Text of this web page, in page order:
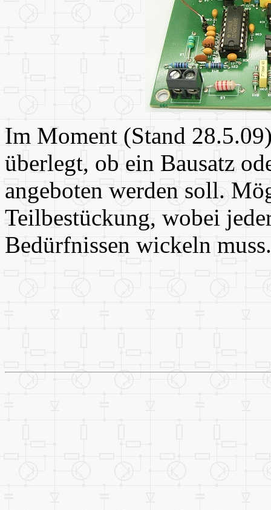
Im Moment (Stand
überlegt, ob ein Bausatz
angeboten werden soll.
Teilbestückung, wobei
Bedürfnissen wickeln muss.